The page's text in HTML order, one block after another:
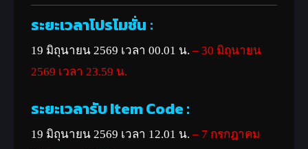
ระยะเวลาโปรโมชั่น :
19 มิถุนายน 2569 เวลา 00.01 น. – 30 มิถุนายน
2569 เวลา 23.59 น.
ระยะเวลารับ Item Code :
19 มิถุนายน 2569 เวลา 12.01 น. – 7 กรกฎาคม